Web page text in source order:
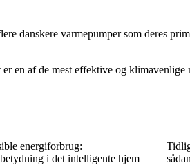
danskere varmepumper som deres
en af de mest effektive og
energiforbrug:
i det intelligente hjem